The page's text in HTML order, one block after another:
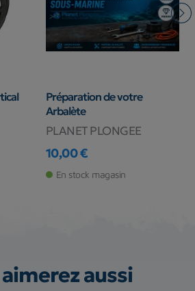
Préparation de votre
Arbalète
PLANET PLONGEE
Prix
10,00 €
En stock magasin
aussi